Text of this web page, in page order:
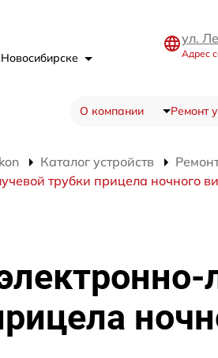
ул.
Адрес
О компании Ремонт
Каталог устройств
трубки прицела ночного